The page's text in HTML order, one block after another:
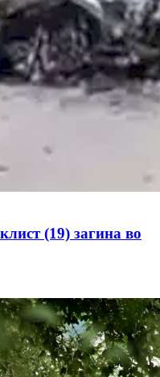
(19) загина во